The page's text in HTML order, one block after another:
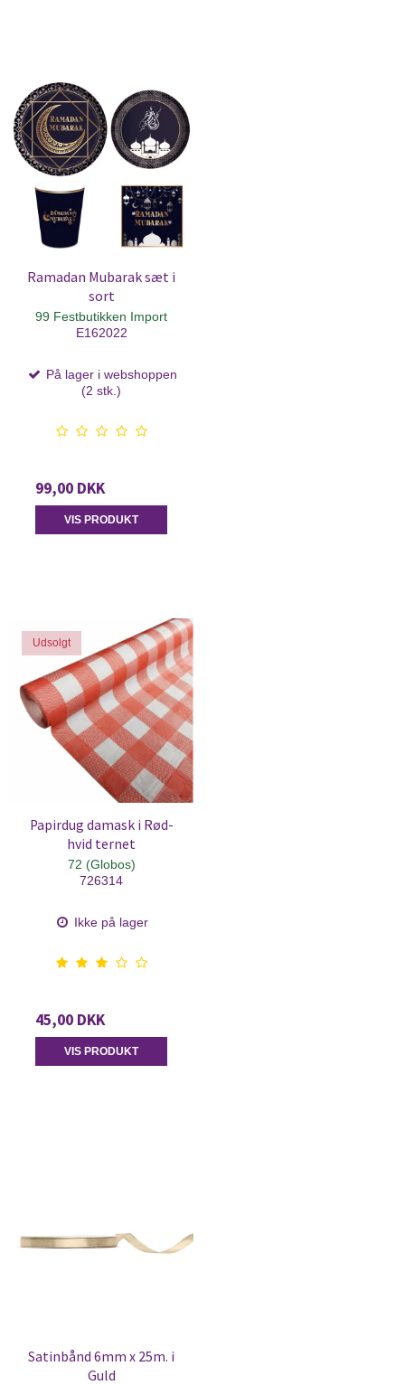
Ramadan Mubarak sæt i
sort
99 Festbutikken Import
E162022
På lager i webshoppen
(2 stk.)
99,00 DKK
VIS PRODUKT
Udsolgt
Papirdug damask i Rød-
hvid ternet
72 (Globos)
726314
Ikke på lager
45,00 DKK
VIS PRODUKT
Satinbånd 6mm x 25m. i
Guld